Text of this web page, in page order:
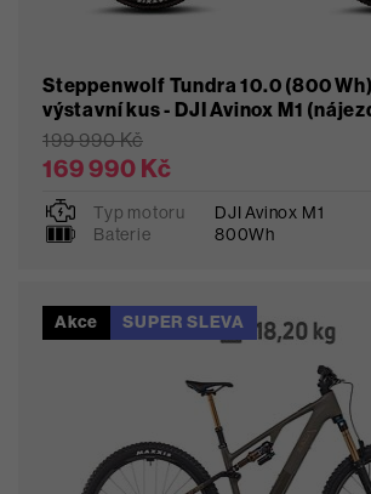
Steppenwolf Tundra 10.0 (800
výstavní kus - DJI Avinox M1
199 990 Kč
169 990 Kč
Typ motoru
DJI Avinox M1
Baterie
800Wh
Akce SUPER SLEVA